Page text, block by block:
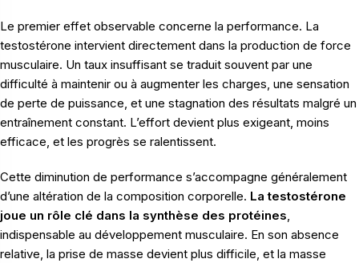
Le premier effet observable concerne la performance. La
testostérone intervient directement dans la production de force
musculaire. Un taux insuffisant se traduit souvent par une
difficulté à maintenir ou à augmenter les charges, une sensation
de perte de puissance, et une stagnation des résultats malgré un
entraînement constant. L’effort devient plus exigeant, moins
efficace, et les progrès se ralentissent.
Cette diminution de performance s’accompagne généralement
d’une altération de la composition corporelle. La testostérone
joue un rôle clé dans la synthèse des protéines,
indispensable au développement musculaire. En son absence
relative, la prise de masse devient plus difficile, et la masse